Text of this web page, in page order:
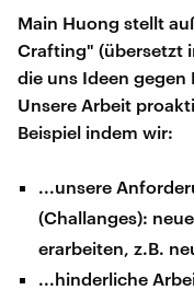
Main Huong stellt
Crafting" (übersetzt
die uns Ideen
Unsere Arbeit
Beispiel indem wir:
...unsere
(Challanges):
erarbeiten, z.B.
...hinderliche